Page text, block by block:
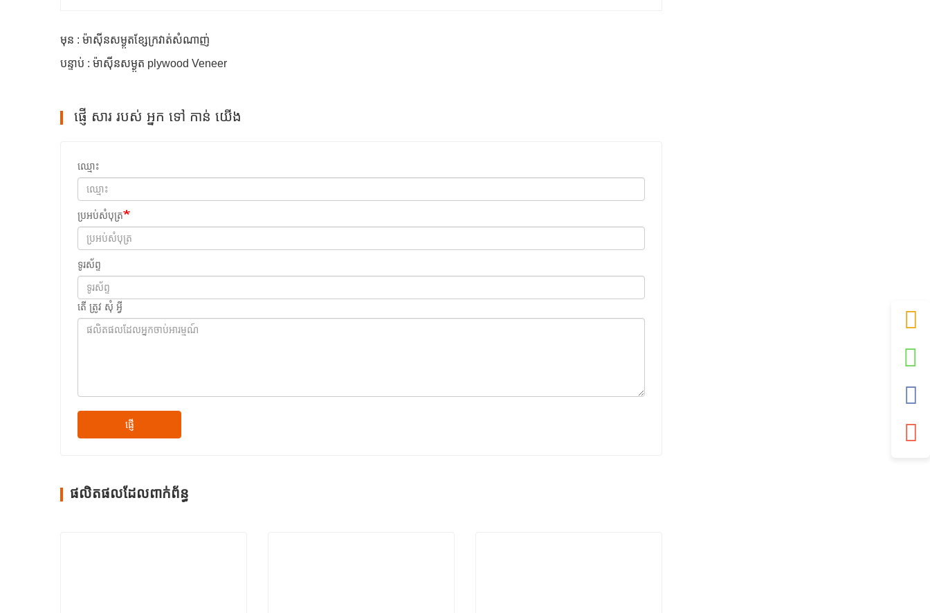
មុន : ម៉ាស៊ីនសម្ងួតខ្សែក្រវាត់សំណាញ់
បន្ទាប់ : ម៉ាស៊ីនសម្ងួត plywood Veneer
ផ្ញើ សារ របស់ អ្នក ទៅ កាន់ យើង
ឈ្មោះ
ប្រអប់សំបុត្រ
ទូរស័ព្ទ
តើ ត្រូវ សុំ អ្វី
ផ្ញើ
ផលិតផលដែលពាក់ព័ន្ធ